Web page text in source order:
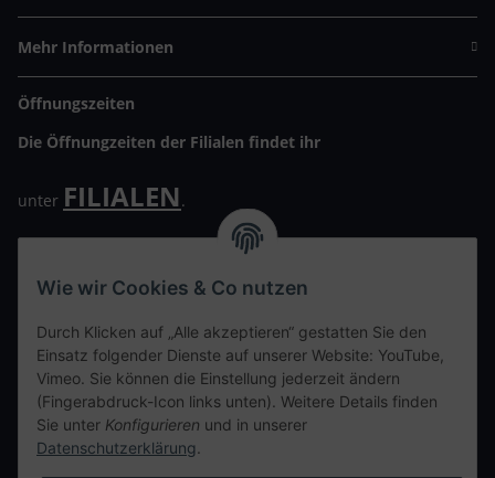
Mehr Informationen
Öffnungszeiten
Die Öffnungzeiten der Filialen findet ihr
unter FILIALEN.
Wir freuen uns auf Euren Besuch. Bitte beachtet die
Kontaktdaten
tweet
teilen
Wie wir Cookies & Co nutzen
Durch Klicken auf „Alle akzeptieren“ gestatten Sie den
Einsatz folgender Dienste auf unserer Website: YouTube,
Vimeo. Sie können die Einstellung jederzeit ändern
(Fingerabdruck-Icon links unten). Weitere Details finden
Sie unter Konfigurieren und in unserer
Datenschutzerklärung.